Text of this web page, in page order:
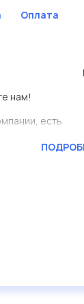
Оплата
нам!
есть
от